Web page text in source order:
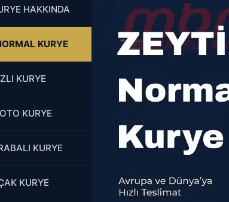
HAKKINDA
KURYE
KURYE
KURYE
KURYE
KURYE